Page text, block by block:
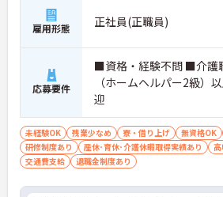
雇用形態 正社員(正職員)
応募要件
■資格・経験不問 ■介護
（ホームヘルパー2級）
迎
未経験OK 残業少なめ 寮・借り上げ 無資格OK
研修制度あり
産休･育休･介護休暇取得実績あり
交通費支給
退職金制度あり